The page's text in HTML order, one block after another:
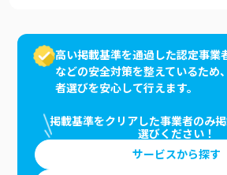
高い掲載基準を通過した認定事業
などの安全対策を整えているため
者選びを安心して行えます。
掲載基準をクリアした事業者のみ
選びください！
サービスから探す